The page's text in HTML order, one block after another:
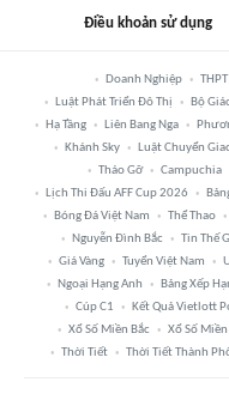
Điều khoản sử dụng
Doanh Nghiệp
Luật Phát Triển Đô Thị
Bộ
Hạ Tầng
Liên Bang Nga
Khánh Sky
Luật Chuyển
Tháo Gỡ
Campuchia
Lịch Thi Đấu AFF Cup 2026
Bóng Đá Việt Nam
Thể Thao
Nguyễn Đình Bắc
Tin Thế
Giá Vàng
Tuyển Việt Nam
Ngoại Hạng Anh
Bảng Xếp
Cúp C1
Kết Quả Vietlott
Xổ Số Miền Bắc
Xổ Số
Thời Tiết
Thời Tiết Thành